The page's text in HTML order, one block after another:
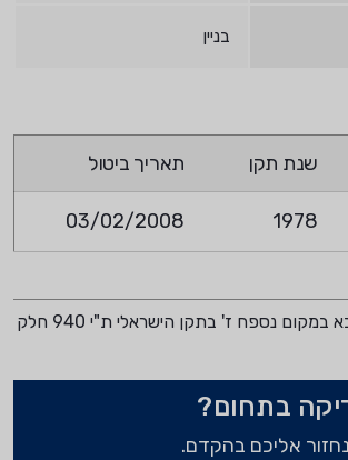
בניין
שנת תקן תאריך ביטול
1978
03/02/2008
ת"י 940 חלק 3.1, בא במקום נספח ז' בתקן הישראלי ת"י 940 חלק
בתחום?
אליכם בהקדם.